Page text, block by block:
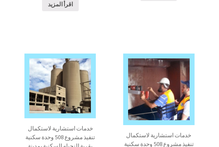
اقرأ المزيد
خدمات استشارية لاستكمال
تنفيذ مشروع 508 وحدة سكنية
خدمات استشارية لاستكمال
تنفيذ مشروع 508 وحدة سكنية